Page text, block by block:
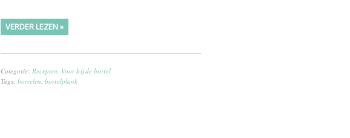
VERDER LEZEN »
Categorie: Recepten Voor bij de borrel
Tags: borrelen borrelplank